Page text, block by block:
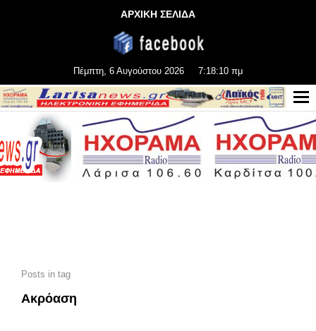
ΑΡΧΙΚΗ ΣΕΛΙΔΑ
Πέμπτη, 6 Αυγούστου 2026 7:18:11 πμ
Posts in tag
Ακρόαση